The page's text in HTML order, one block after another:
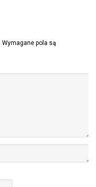
Wymagane pola są